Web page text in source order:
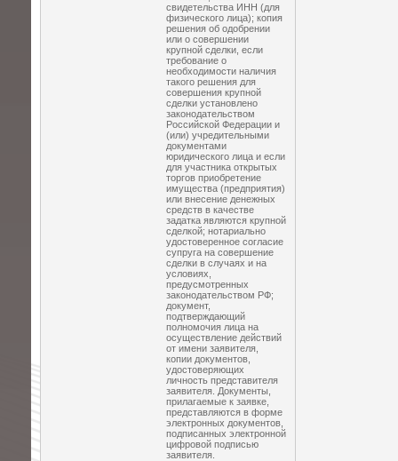
свидетельства ИНН (для
физического лица); копия
решения об одобрении
или о совершении
крупной сделки, если
требование о
необходимости наличия
такого решения для
совершения крупной
сделки установлено
законодательством
Российской Федерации и
(или) учредительными
документами
юридического лица и если
для участника открытых
торгов приобретение
имущества (предприятия)
или внесение денежных
средств в качестве
задатка являются крупной
сделкой; нотариально
удостоверенное согласие
супруга на совершение
сделки в случаях и на
условиях,
предусмотренных
законодательством РФ;
документ,
подтверждающий
полномочия лица на
осуществление действий
от имени заявителя,
копии документов,
удостоверяющих
личность представителя
заявителя. Документы,
прилагаемые к заявке,
представляются в форме
электронных документов,
подписанных электронной
цифровой подписью
заявителя.